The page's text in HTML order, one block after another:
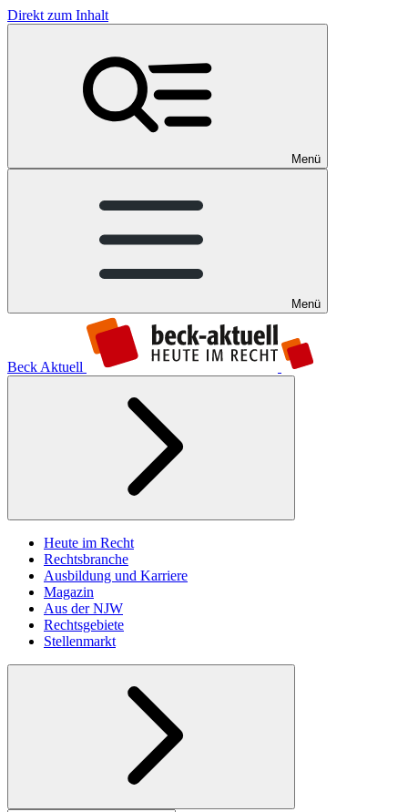
Direkt zum Inhalt
Menü
Menü
Beck Aktuell
Heute im Recht
Rechtsbranche
Ausbildung und Karriere
Magazin
Aus der NJW
Rechtsgebiete
Stellenmarkt